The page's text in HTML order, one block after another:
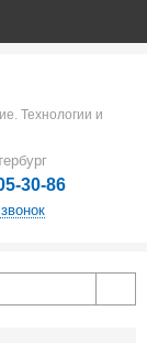
Технологии и
30-86